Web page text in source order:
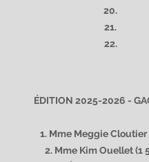
20.
21.
22.
ÉDITION 2025-2026 -
1. Mme Meggie Cloutier
2. Mme Kim Ouellet (1